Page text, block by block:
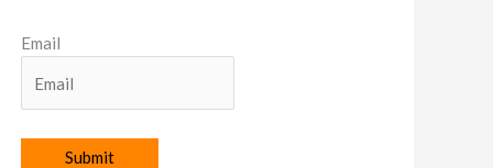
Email